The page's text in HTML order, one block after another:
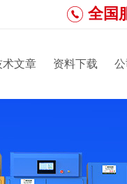
全国
术文章 资料下载